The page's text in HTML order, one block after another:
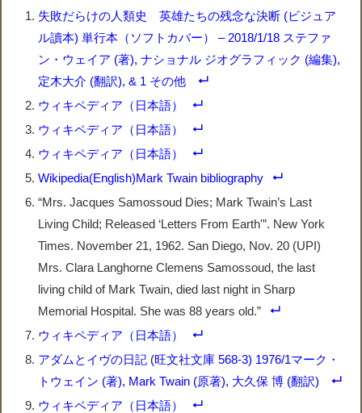
失敗だらけの人類史 英雄たちの残念な決断 (ビジュア
ル讀本) 単行本（ソフトカバー） – 2018/1/18 ステファ
ン・ウェイア (著), ナショナル ジオグラフィック (編集),
定木大介 (翻訳), & 1 その他
ウィキペディア（日本語）
ウィキペディア（日本語）
ウィキペディア（日本語）
Wikipedia(English)Mark Twain bibliography
“Mrs. Jacques Samossoud Dies; Mark Twain’s Last
Living Child; Released ‘Letters From Earth'”. New York
Times. November 21, 1962. San Diego, Nov. 20 (UPI)
Mrs. Clara Langhorne Clemens Samossoud, the last
living child of Mark Twain, died last night in Sharp
Memorial Hospital. She was 88 years old.”
ウィキペディア（日本語）
アダムとイヴの日記 (旺文社文庫 568-3) 1976/1マーク・
トウェイン (著), Mark Twain (原著), 大久保 博 (翻訳)
ウィキペディア（日本語）